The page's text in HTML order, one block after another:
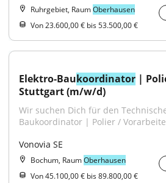
Ruhrgebiet, RaumOberhausen
Von 23.600,00 € bis 53.500,00 €
Elektro-Baukoordinator |
Stuttgart (m/w/d)
Wir suchen Dich für den
Baukoordinator | Polier /
Vonovia SE
Bochum, RaumOberhausen
Von 45.100,00 € bis 89.800,00 €